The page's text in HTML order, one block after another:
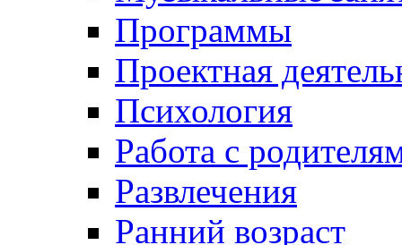
Программы
Проектная
Психология
Работа с
Развлечения
Ранний возраст